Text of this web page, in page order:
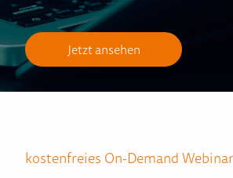
Jetzt ansehen
kostenfreies On-Demand Webinar